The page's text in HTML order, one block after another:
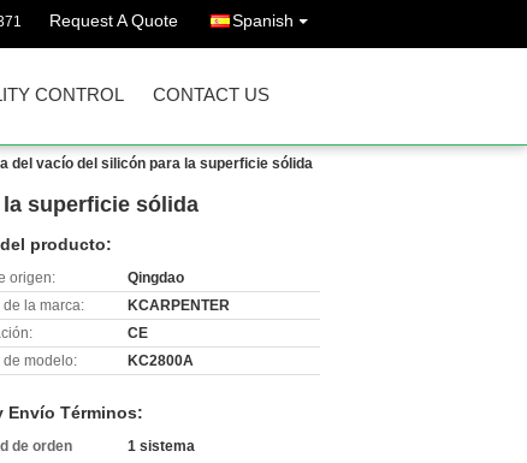
Request A Quote Spanish
CONTROL CONTACT US
del vacío del silicón para la superficie sólida
superficie sólida
producto:
origen:
Qingdao
de la marca:
KCARPENTER
CE
de modelo:
KC2800A
Envío Términos:
de orden
1 sistema